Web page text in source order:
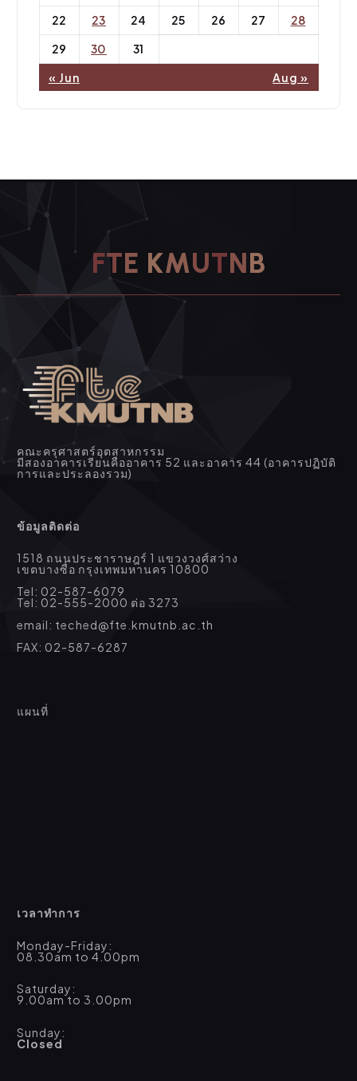
22
23 24 25 26 27
28
29
30 31
« Jun Aug »
FTE KMUTNB
คณะครุศาสตร์อุตสาหกรรม
มีสองอาคารเรียนคืออาคาร 52 และอาคาร 44 (อาคารปฏิบัติ
การและประลองรวม)
ข้อมูลติดต่อ
1518 ถนนประชาราษฎร์ 1 แขวงวงศ์สว่าง
เขตบางซื่อ กรุงเทพมหานคร 10800
Tel: 02-587-6079
Tel: 02-555-2000 ต่อ 3273
email: teched@fte.kmutnb.ac.th
FAX: 02-587-6287
แผนที่
เวลาทำการ
Monday-Friday:
08.30am to 4.00pm
Saturday:
9.00am to 3.00pm
Sunday:
Closed